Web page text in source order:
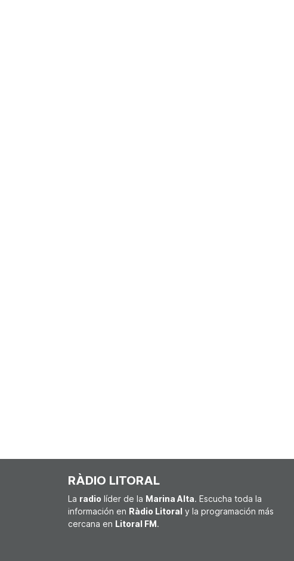
RÀDIO LITORAL
La radio líder de la Marina Alta. Escucha toda la
información en Ràdio Litoral y la programación más
cercana en Litoral FM.